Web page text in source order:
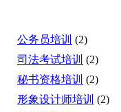
公务员培训 (2)
司法考试培训 (2)
秘书资格培训 (2)
形象设计师培训 (2)